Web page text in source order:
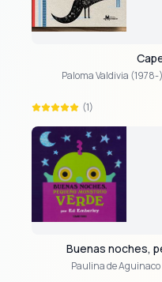
Paloma Valdivia (1978-)
(1)
Buenas noches,
Paulina de